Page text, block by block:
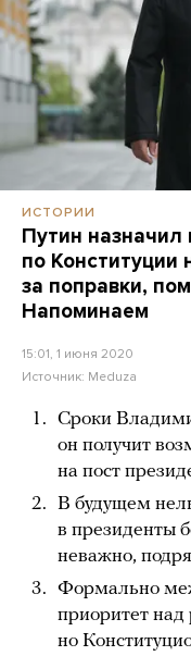
ИСТОРИИ
Путин назначил
по Конституции
за поправки,
Напоминаем
15:01, 1 июня 2020
Источник: Meduza
Сроки
он получит
на пост
В будущем
в президенты
неважно,
Формально
приоритет над
но